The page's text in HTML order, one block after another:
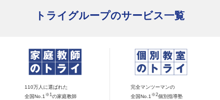
トライグループのサービス一覧
110万人に選ばれた
全国No.1 ※1 の家庭教師
完全マンツーマンの
全国No.1 ※2個別指導塾